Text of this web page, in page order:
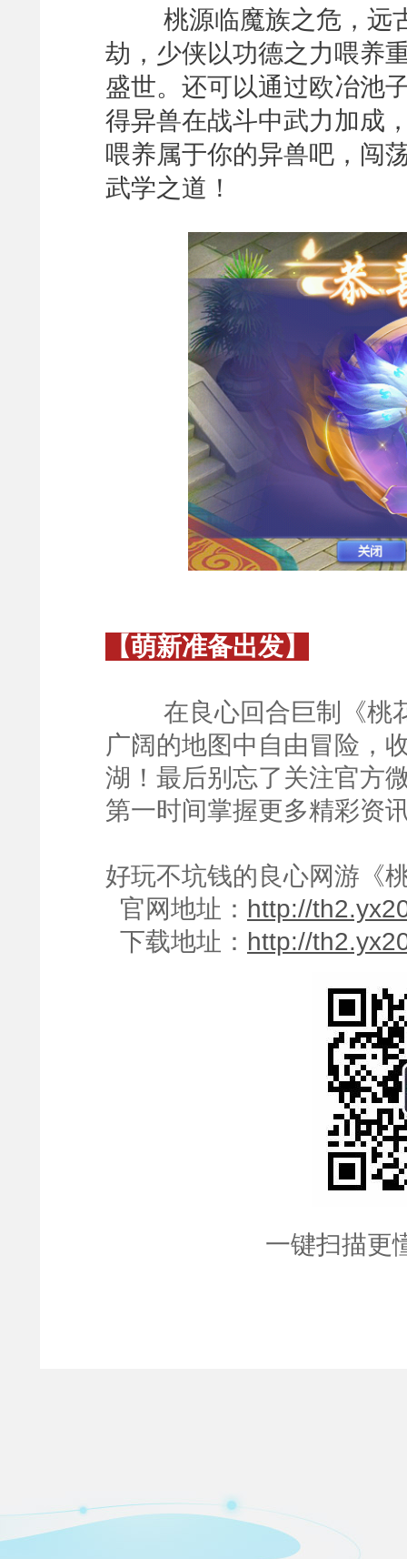
桃源临魔族之危，远
劫，少侠以功德之力喂养
盛世。还可以通过欧冶池
得异兽在战斗中武力加成
喂养属于你的异兽吧，闯
武学之道！
【萌新准备出发】
在良心回合巨制《桃花
广阔的地图中自由冒险，
湖！最后别忘了关注官方
第一时间掌握更多精彩资
好玩不坑钱的良心网游《
官网地址： http://
下载地址： http://
一键扫描更